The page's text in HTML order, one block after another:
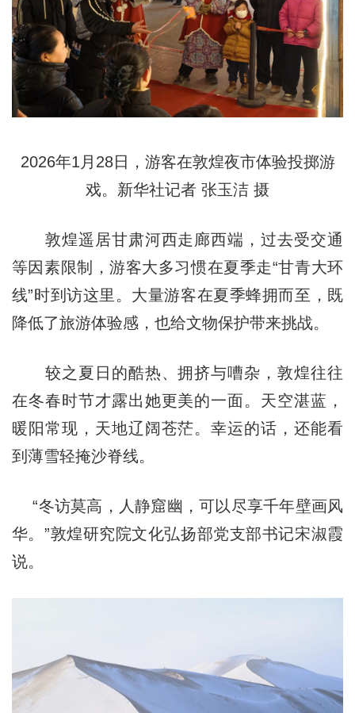
2026年1月28日，游客在敦煌夜市体验投掷游
戏。新华社记者 张玉洁 摄
敦煌遥居甘肃河西走廊西端，过去受交通
等因素限制，游客大多习惯在夏季走“甘青大环
线”时到访这里。大量游客在夏季蜂拥而至，既
降低了旅游体验感，也给文物保护带来挑战。
较之夏日的酷热、拥挤与嘈杂，敦煌往往
在冬春时节才露出她更美的一面。天空湛蓝，
暖阳常现，天地辽阔苍茫。幸运的话，还能看
到薄雪轻掩沙脊线。
“冬访莫高，人静窟幽，可以尽享千年壁画风
华。”敦煌研究院文化弘扬部党支部书记宋淑霞
说。